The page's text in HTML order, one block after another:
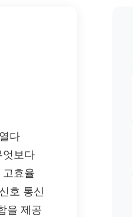
다
보다
효율
호 통신
을 제공